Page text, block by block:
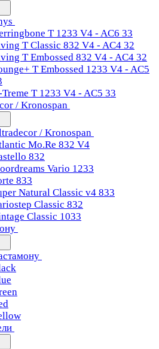
T 1233 V4 - AC6 33
T Classic 832 V4 - AC4 32
T Embossed 832 V4 - AC4 32
T Embossed 1233 V4 - AC5
T 1233 V4 - AC5 33
/ Kronospan
/ Kronospan
Mo.Re 832 V4
832
Vario 1233
833
Natural Classic v4 833
Classic 832
Classic 1033